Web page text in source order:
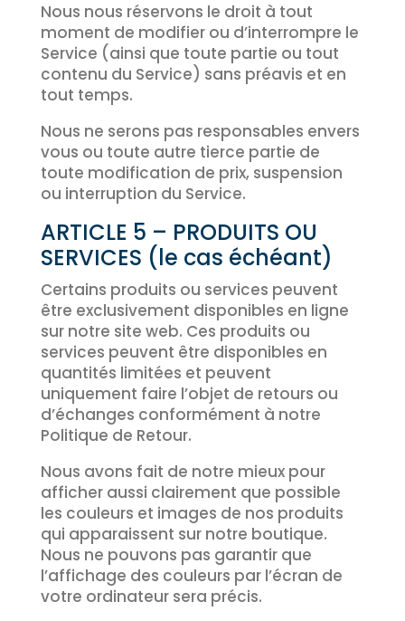
Nous nous réservons le droit à tout
moment de modifier ou d’interrompre le
Service (ainsi que toute partie ou tout
contenu du Service) sans préavis et en
tout temps.
Nous ne serons pas responsables envers
vous ou toute autre tierce partie de
toute modification de prix, suspension
ou interruption du Service.
ARTICLE 5 – PRODUITS OU
SERVICES (le cas échéant)
Certains produits ou services peuvent
être exclusivement disponibles en ligne
sur notre site web. Ces produits ou
services peuvent être disponibles en
quantités limitées et peuvent
uniquement faire l’objet de retours ou
d’échanges conformément à notre
Politique de Retour.
Nous avons fait de notre mieux pour
afficher aussi clairement que possible
les couleurs et images de nos produits
qui apparaissent sur notre boutique.
Nous ne pouvons pas garantir que
l’affichage des couleurs par l’écran de
votre ordinateur sera précis.